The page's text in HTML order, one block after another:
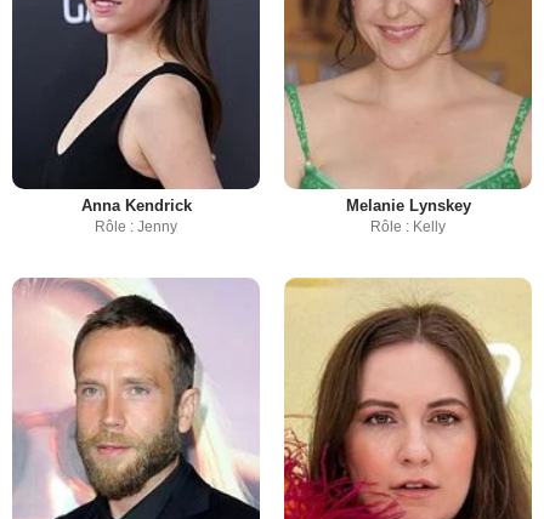
Anna Kendrick
Rôle : Jenny
Melanie Lynskey
Rôle : Kelly